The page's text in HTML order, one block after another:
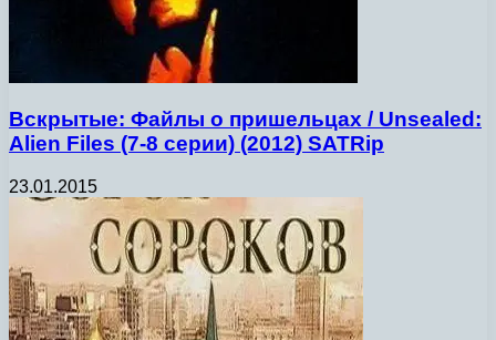
Вскрытые: Файлы о пришельцах / Unsealed:
Alien Files (7-8 серии) (2012) SATRip
23.01.2015